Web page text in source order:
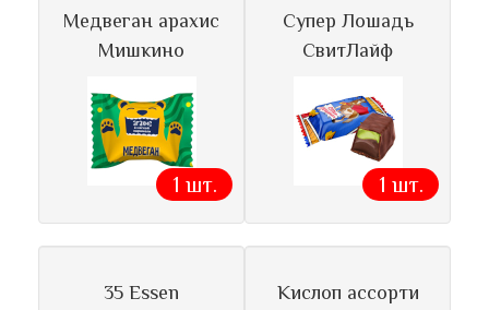
Медвеган арахис
Мишкино
1 шт.
Супер Лошадь
СвитЛайф
1 шт.
35 Essen
Кислоп ассорти